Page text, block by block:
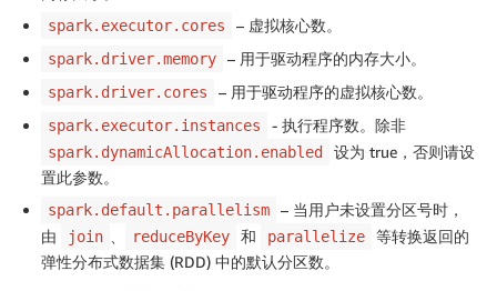
spark.executor.cores – 虚拟核心数。
spark.driver.memory – 用于驱动程序的内存大小。
spark.driver.cores – 用于驱动程序的虚拟核心数。
spark.executor.instances ­- 执行程序数。除非
spark.dynamicAllocation.enabled
设为 true，否则请设
置此参数。
spark.default.parallelism
– 当用户未设置分区号时，
由
join reduceByKey 和 parallelize
等转换返回的
弹性分布式数据集 (RDD) 中的默认分区数。